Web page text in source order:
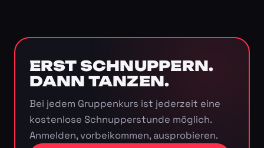
ERST SCHNUPPERN.
DANN TANZEN.
Bei jedem Gruppenkurs ist jederzeit eine
kostenlose Schnupperstunde möglich.
Anmelden, vorbeikommen, ausprobieren.